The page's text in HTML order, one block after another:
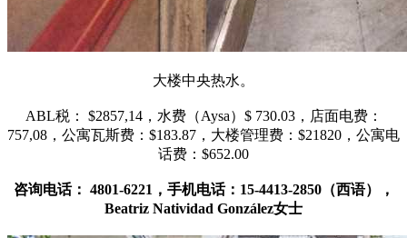
大楼中央热水。
ABL税： $2857,14，水费（Aysa）$ 730.03，店面电费：
757,08，公寓瓦斯费：$183.87，大楼管理费：$21820，公寓电
话费：$652.00
咨询电话： 4801-6221，手机电话：15-4413-2850（西语），
Beatriz Natividad González女士